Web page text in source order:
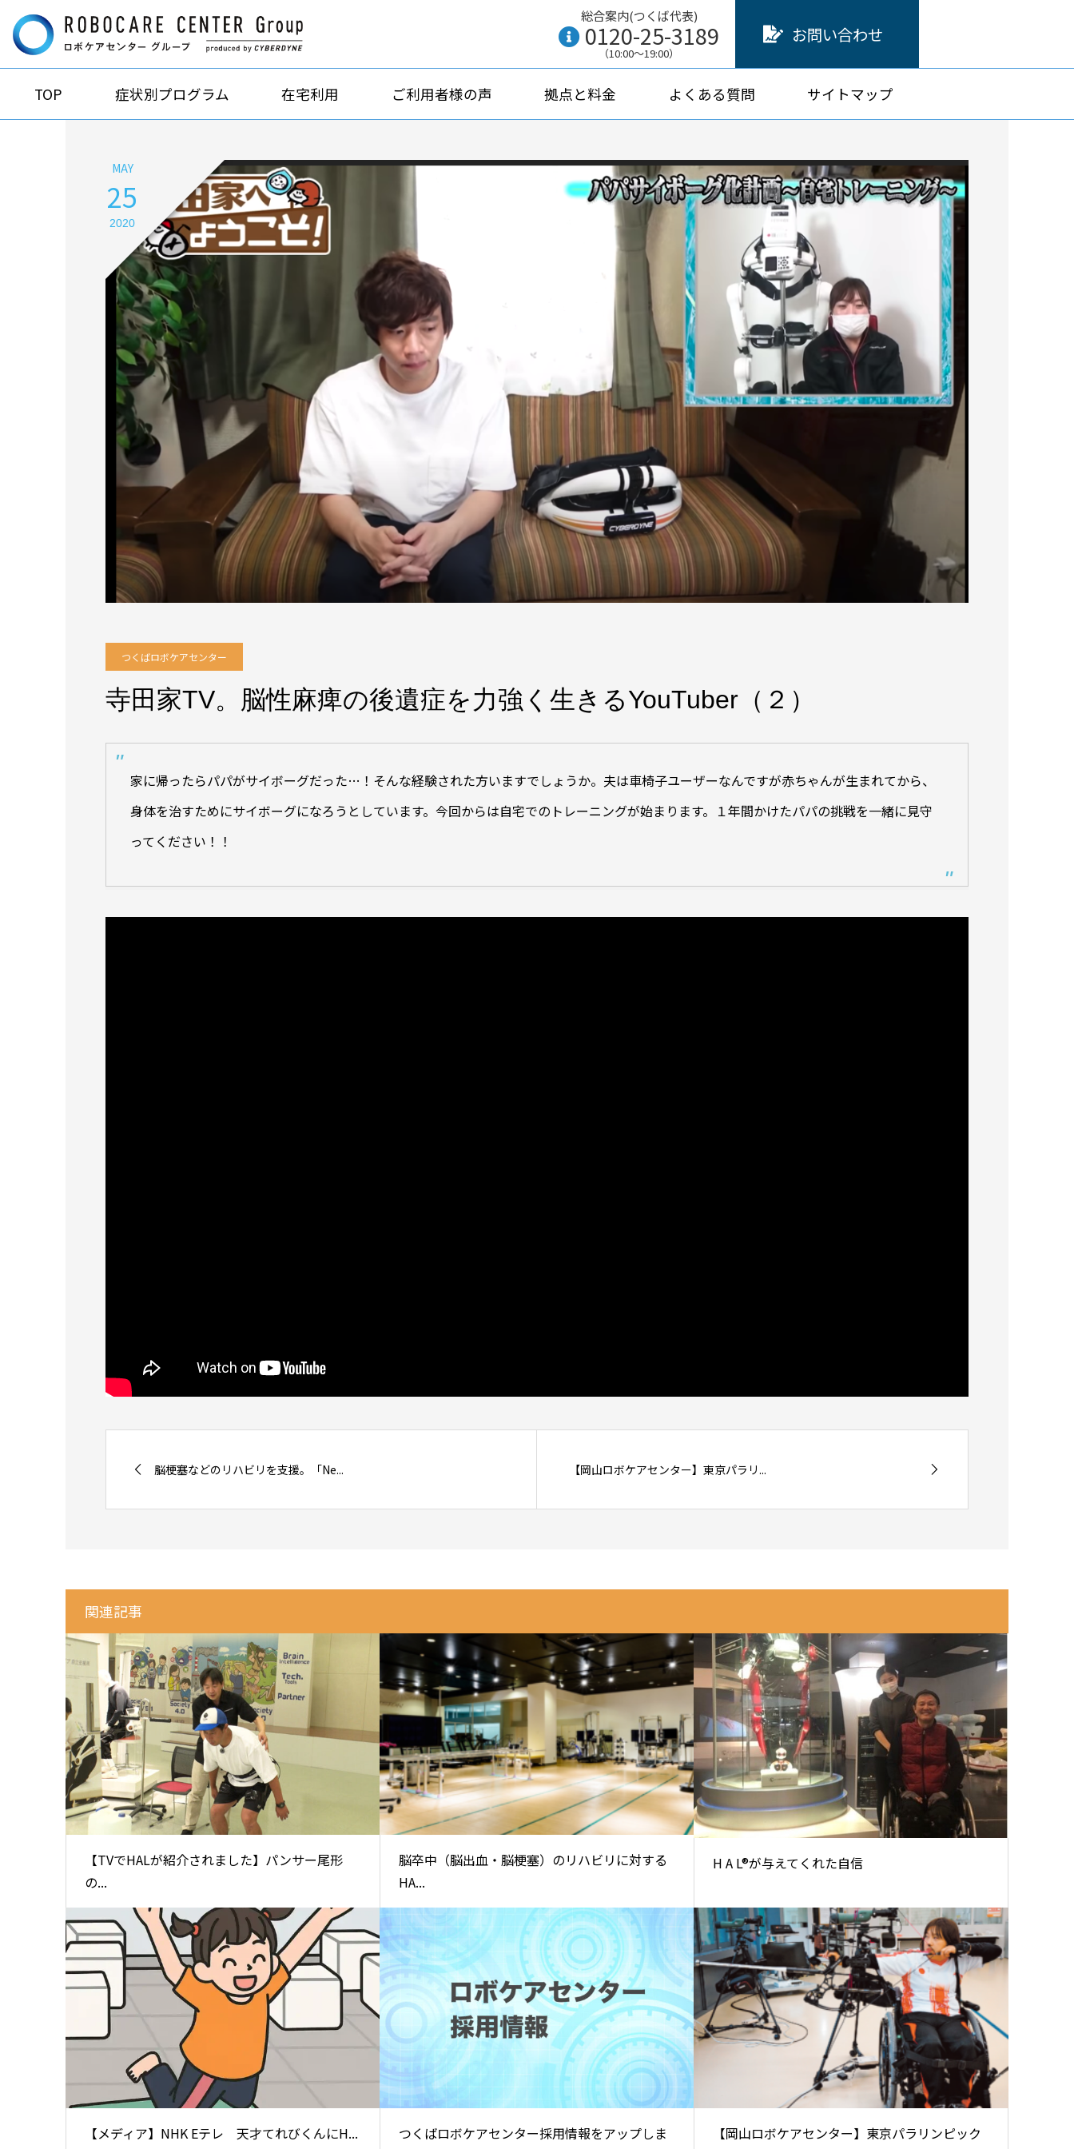
総合案内(つくば代表)
0120-25-3189
（10:00〜19:00）
お問い合わせ
TOP 症状別プログラム 在宅利用 ご利用者様の声 拠点と料金 よくある質問 サイトマップ
MAY
25
2020
つくばロボケアセンター
寺田家TV。脳性麻痺の後遺症を力強く生きるYouTuber（２）
家に帰ったらパパがサイボーグだった…！そんな経験された方いますでしょうか。夫は車椅子ユーザーなんですが赤ちゃんが生まれてから、
身体を治すためにサイボーグになろうとしています。今回からは自宅でのトレーニングが始まります。１年間かけたパパの挑戦を一緒に見守
ってください！！
脳梗塞などのリハビリを支援。「Ne... 【岡山ロボケアセンター】東京パラリ...
関連記事
【TVでHALが紹介されました】パンサー尾形
の...
脳卒中（脳出血・脳梗塞）のリハビリに対する
HA...
H A L®が与えてくれた自信
【メディア】NHK Eテレ 天才てれびくんにH...
つくばロボケアセンター採用情報をアップしま
【岡山ロボケアセンター】東京パラリンピック